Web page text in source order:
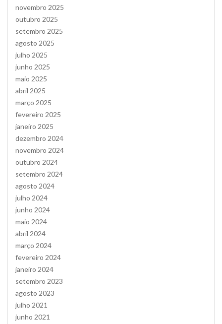
novembro 2025
outubro 2025
setembro 2025
agosto 2025
julho 2025
junho 2025
maio 2025
abril 2025
março 2025
fevereiro 2025
janeiro 2025
dezembro 2024
novembro 2024
outubro 2024
setembro 2024
agosto 2024
julho 2024
junho 2024
maio 2024
abril 2024
março 2024
fevereiro 2024
janeiro 2024
setembro 2023
agosto 2023
julho 2021
junho 2021